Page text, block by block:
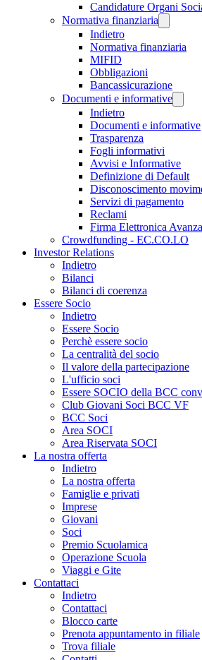
Candidature Organi
Normativa finanziaria
Indietro
Normativa finanziaria
MIFID
Obbligazioni
Bancassicurazione
Documenti e informative
Indietro
Documenti e informative
Trasparenza
Fogli informativi
Avvisi e Informative
Definizione di Default
Disconoscimento
Servizi di pagamento
Reclami
Firma Elettronica
Crowdfunding - EC.CO.LO
Investor Relations
Indietro
Bilanci
Bilanci di coerenza
Essere Socio
Indietro
Essere Socio
Perchè essere socio
La centralità del socio
Il valore della partecipazione
L'ufficio soci
Essere SOCIO della BCC
Club Giovani Soci BCC VF
BCC Soci
Area SOCI
Area Riservata SOCI
La nostra offerta
Indietro
La nostra offerta
Famiglie e privati
Imprese
Giovani
Soci
Premio Scuolamica
Operazione Scuola
Viaggi e Gite
Contattaci
Indietro
Contattaci
Blocco carte
Prenota appuntamento in filiale
Trova filiale